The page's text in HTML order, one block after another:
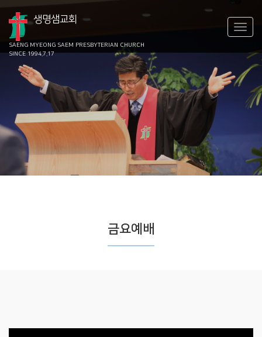
생명샘교회
SAENG MYEONG SAEM PRESBYTERIAN CHURCH
SINCE 1994.7.17
금요예배